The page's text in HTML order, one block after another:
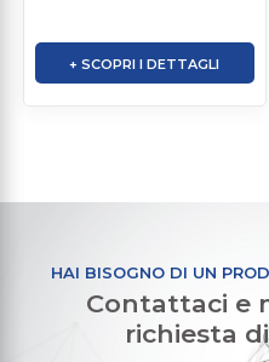
+ SCOPRI I DETTAGLI
HAI BISOGNO DI UN
Contattaci e
richiesta